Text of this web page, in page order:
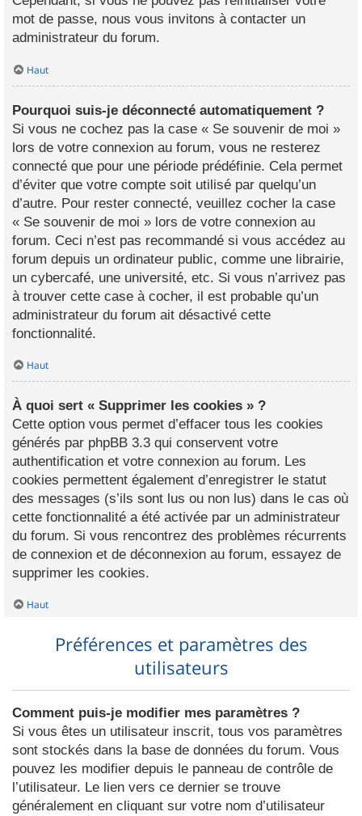
mot de passe, nous vous invitons à contacter un
administrateur du forum.
Haut
Pourquoi suis-je déconnecté automatiquement ?
Si vous ne cochez pas la case « Se souvenir de moi »
lors de votre connexion au forum, vous ne resterez
connecté que pour une période prédéfinie. Cela permet
d’éviter que votre compte soit utilisé par quelqu’un
d’autre. Pour rester connecté, veuillez cocher la case
« Se souvenir de moi » lors de votre connexion au
forum. Ceci n’est pas recommandé si vous accédez au
forum depuis un ordinateur public, comme une librairie,
un cybercafé, une université, etc. Si vous n’arrivez pas
à trouver cette case à cocher, il est probable qu’un
administrateur du forum ait désactivé cette
fonctionnalité.
Haut
À quoi sert « Supprimer les cookies » ?
Cette option vous permet d’effacer tous les cookies
générés par phpBB 3.3 qui conservent votre
authentification et votre connexion au forum. Les
cookies permettent également d’enregistrer le statut
des messages (s’ils sont lus ou non lus) dans le cas où
cette fonctionnalité a été activée par un administrateur
du forum. Si vous rencontrez des problèmes récurrents
de connexion et de déconnexion au forum, essayez de
supprimer les cookies.
Haut
Préférences et paramètres des
utilisateurs
Comment puis-je modifier mes paramètres ?
Si vous êtes un utilisateur inscrit, tous vos paramètres
sont stockés dans la base de données du forum. Vous
pouvez les modifier depuis le panneau de contrôle de
l’utilisateur. Le lien vers ce dernier se trouve
généralement en cliquant sur votre nom d’utilisateur